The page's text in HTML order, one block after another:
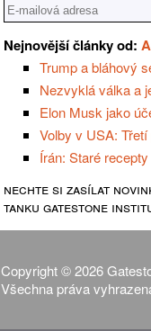
Nejnovější články od:
Trump a bláhový
Nezvyklá válka a
Elon Musk jako
Volby v USA:
Írán: Staré
nechte si zasílat
tanku gatestone
Copyright © 2026
Všechna práva